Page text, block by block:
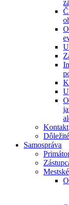
Kontakt
Samospráva